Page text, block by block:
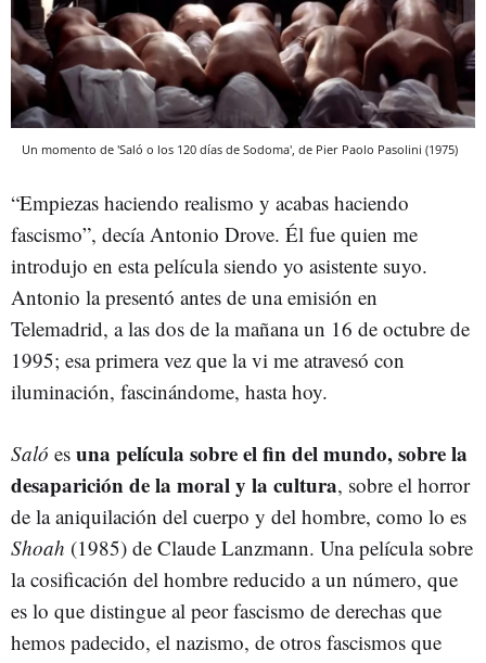
Un momento de 'Saló o los 120 días de Sodoma', de Pier Paolo Pasolini (1975)
“Empiezas haciendo realismo y acabas haciendo
fascismo”, decía Antonio Drove. Él fue quien me
introdujo en esta película siendo yo asistente suyo.
Antonio la presentó antes de una emisión en
Telemadrid, a las dos de la mañana un 16 de octubre de
1995; esa primera vez que la vi me atravesó con
iluminación, fascinándome, hasta hoy.
Saló es una película sobre el fin del mundo, sobre la
desaparición de la moral y la cultura, sobre el horror
de la aniquilación del cuerpo y del hombre, como lo es
Shoah (1985) de Claude Lanzmann. Una película sobre
la cosificación del hombre reducido a un número, que
es lo que distingue al peor fascismo de derechas que
hemos padecido, el nazismo, de otros fascismos que